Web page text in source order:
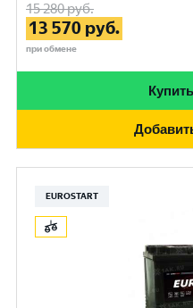
15 280руб.
13 570 руб.
при обмене
EUROSTART